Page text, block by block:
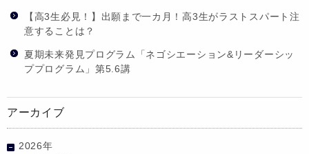
【高3生必見！】出願まで一カ月！高3生がラストスパート注
意することは？
夏期未来発見プログラム「ネゴシエーション&リーダーシッ
ププログラム」第5.6講
アーカイブ
2026年